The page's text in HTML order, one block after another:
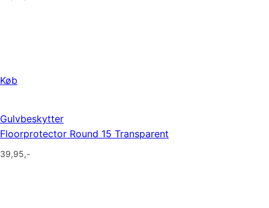
Køb
Gulvbeskytter
Floorprotector Round 15 Transparent
39,95,-